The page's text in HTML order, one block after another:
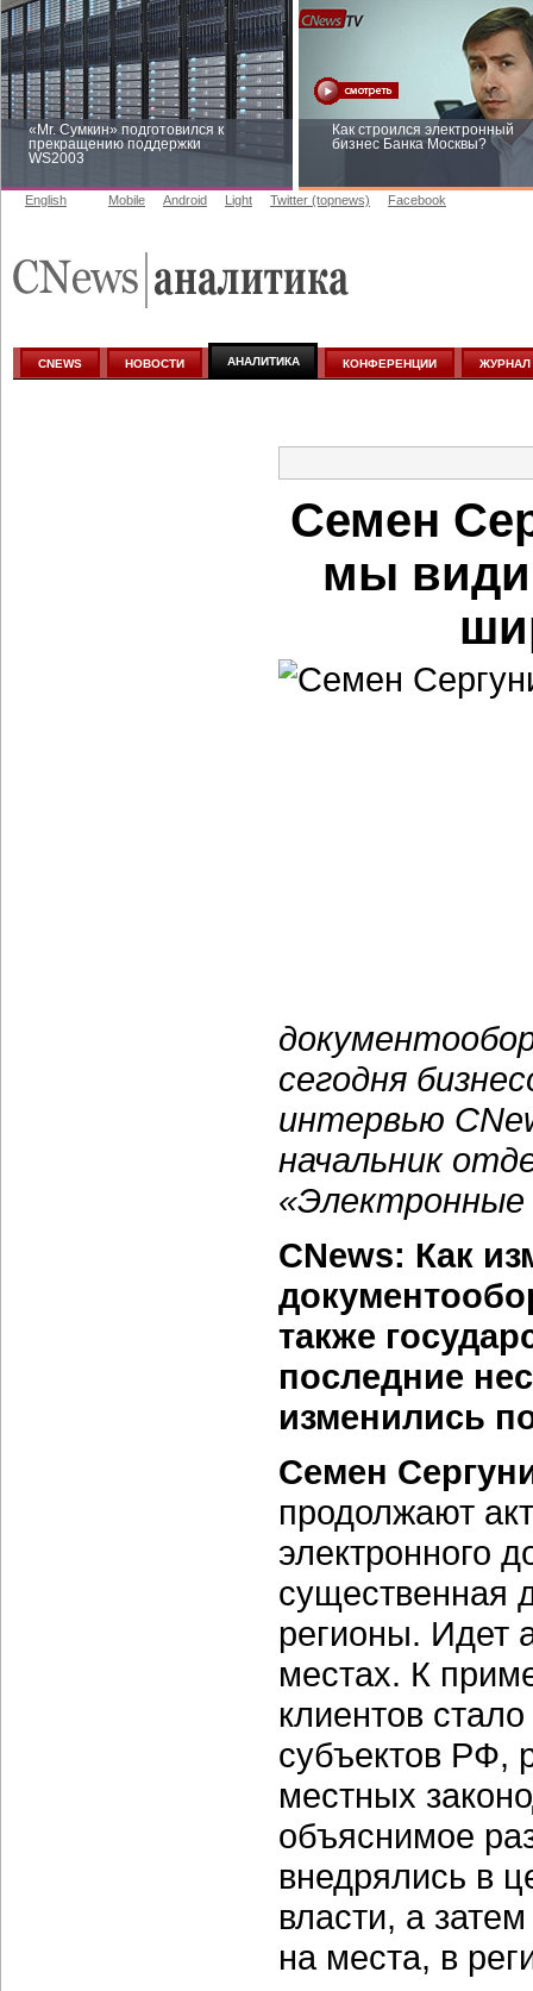
«Mr. Сумкин» подготовился к
прекращению поддержки
WS2003
Как строился электронный
бизнес Банка Москвы?
аналитике
English Mobile Android Light Twitter (topnews) Facebook
CNEWS НОВОСТИ АНАЛИТИКА КОНФЕРЕНЦИИ ЖУРНАЛ
Семен
мы
сегодня
интервью
начальник
CNews: Как
также
последние
изменились
Семен
продолжают
электронного
существенная
регионы. Идет
местах. К
клиентов
субъектов РФ,
местных
объяснимое
внедрялись в
власти, а
на места, в